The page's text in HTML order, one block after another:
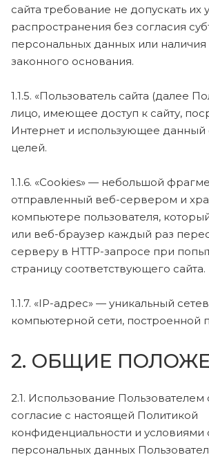
сайта требование не допускать
распространения без согласия
персональных данных или наличия
законного основания.
1.1.5. «Пользователь сайта (далее
лицо, имеющее доступ к сайту,
Интернет и использующее данный
целей.
1.1.6. «Cookies» — небольшой
отправленный веб-сервером и
компьютере пользователя,
или веб-браузер каждый раз
серверу в HTTP-запросе при
страницу соответствующего сайта.
1.1.7. «IP-адрес» — уникальный
компьютерной сети, построенной
2. ОБЩИЕ
2.1. Использование Пользователем
согласие с настоящей Политикой
конфиденциальности и условиями
персональных данных